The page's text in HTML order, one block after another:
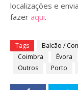
localizações e
fazer aqui.
Tags Balcão /
Coimbra
Évora
Outros
Porto